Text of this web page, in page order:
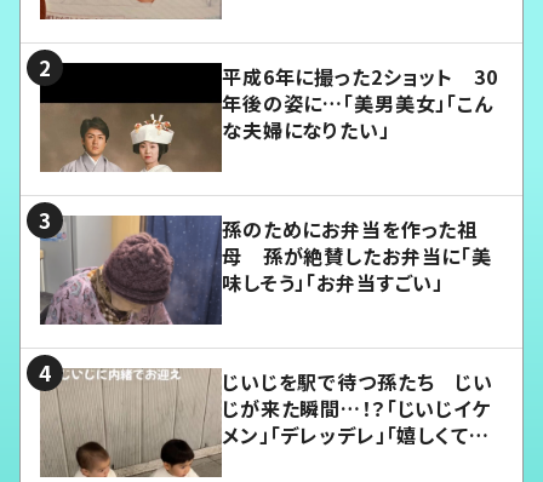
平成6年に撮った2ショット 30
年後の姿に…「美男美女」「こん
な夫婦になりたい」
孫のためにお弁当を作った祖
母 孫が絶賛したお弁当に「美
味しそう」「お弁当すごい」
じいじを駅で待つ孫たち じい
じが来た瞬間…！？「じいじイケ
メン」「デレッデレ」「嬉しくて可